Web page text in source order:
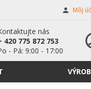
Môj
nás
420 775 872 753
- Pá: 9:00 - 17:00